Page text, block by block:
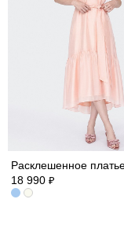
18 990 ₽